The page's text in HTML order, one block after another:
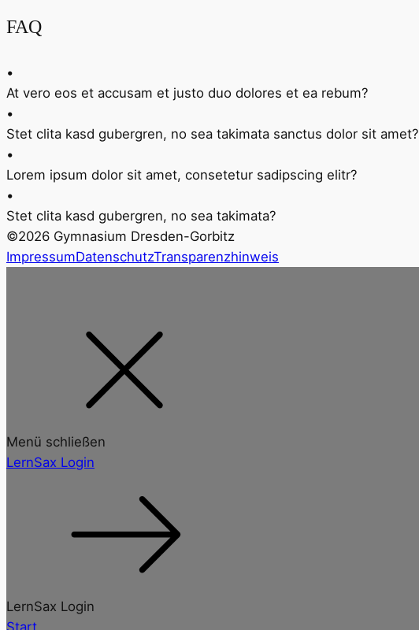
FAQ
•
At vero eos et accusam et justo duo dolores et ea rebum?
•
Stet clita kasd gubergren, no sea takimata sanctus dolor sit amet?
•
Lorem ipsum dolor sit amet, consetetur sadipscing elitr?
•
Stet clita kasd gubergren, no sea takimata?
©2026 Gymnasium Dresden-Gorbitz
ImpressumDatenschutzTransparenzhinweis
Menü schließen
LernSax Login
LernSax Login